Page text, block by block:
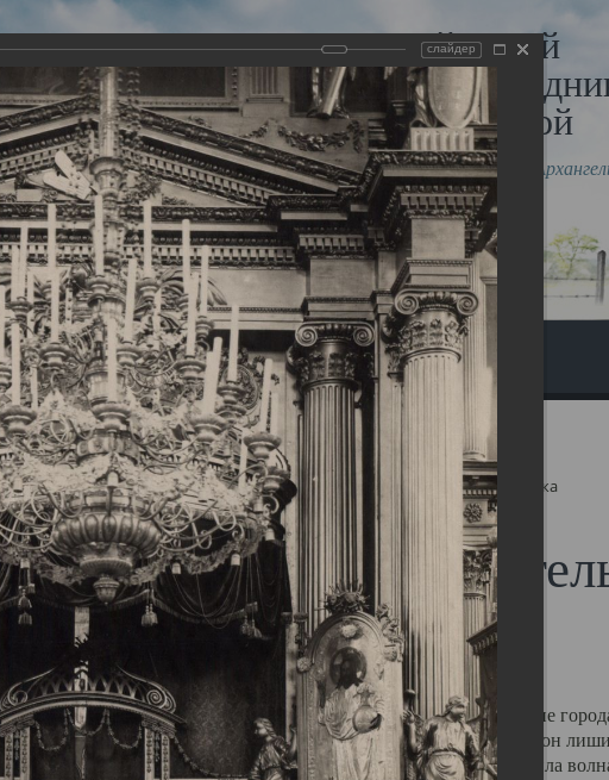
Виртуальный музей
Новомучеников и
Земли Архангельской
Сайт создан по благословлению митрополита
и Холмогорского Даниила
Галерея Вопрос-ответ
Храмы-мученики Архангельска Свято-Троицкий собор Архангельска
собор
Архангельска
что Архангельск в большей мере, чем другие губернские
систематических разрушений, в результате которых он
архитектуры. Больше всего по старому Архангельску ударила
слайдер